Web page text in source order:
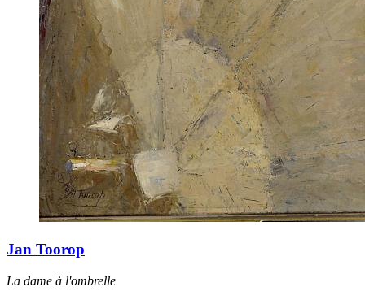
Jan Toorop
La dame à l'ombrelle